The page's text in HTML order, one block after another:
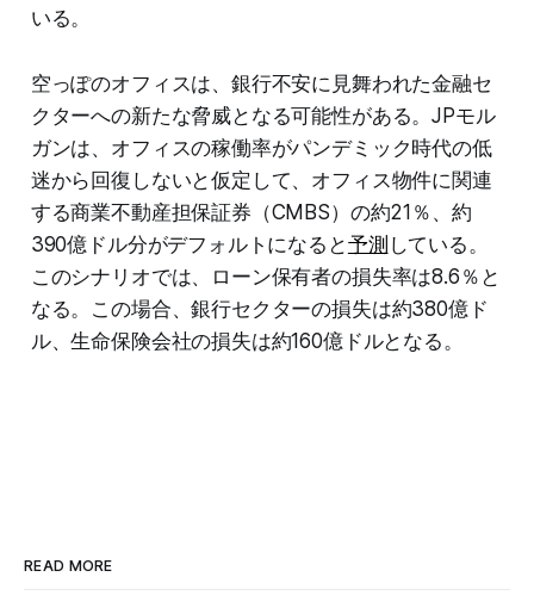
いる。
空っぽのオフィスは、銀行不安に見舞われた金融セ
クターへの新たな脅威となる可能性がある。JPモル
ガンは、オフィスの稼働率がパンデミック時代の低
迷から回復しないと仮定して、オフィス物件に関連
する商業不動産担保証券（CMBS）の約21％、約
390億ドル分がデフォルトになると予測 している。
このシナリオでは、ローン保有者の損失率は8.6％と
なる。この場合、銀行セクターの損失は約380億ド
ル、生命保険会社の損失は約160億ドルとなる。
READ MORE